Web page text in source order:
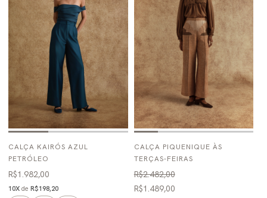
CALÇA KAIRÓS AZUL
PETRÓLEO
R$1.982,00
10X de R$198,20
CALÇA PIQUENIQUE ÀS
TERÇAS-FEIRAS
R$2.482,00
R$1.489,00